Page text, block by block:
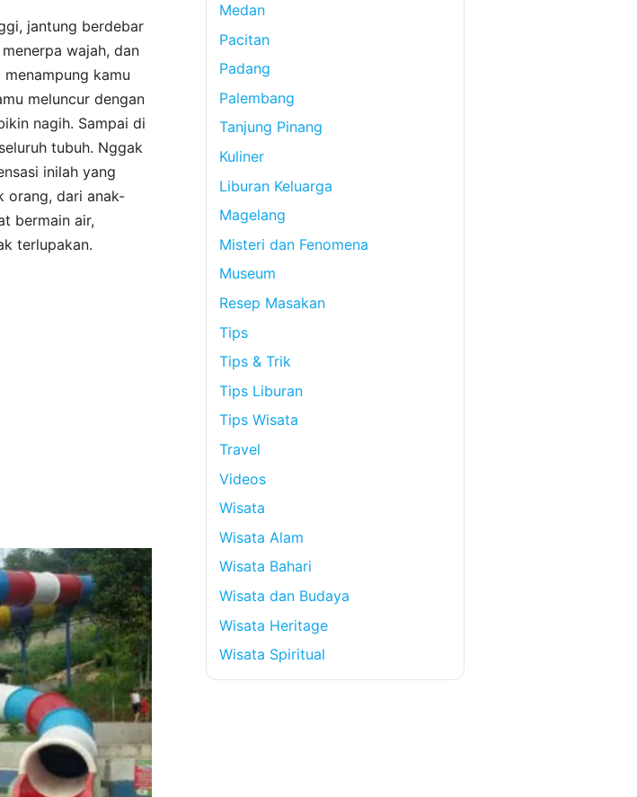
jantung berdebar
wajah, dan
kamu
meluncur dengan
nagih. Sampai di
tubuh. Nggak
inilah yang
orang, dari anak-
bermain air,
terlupakan.
Medan
Pacitan
Padang
Palembang
Tanjung Pinang
Kuliner
Liburan Keluarga
Magelang
Misteri dan Fenomena
Museum
Resep Masakan
Tips
Tips & Trik
Tips Liburan
Tips Wisata
Travel
Videos
Wisata
Wisata Alam
Wisata Bahari
Wisata dan Budaya
Wisata Heritage
Wisata Spiritual